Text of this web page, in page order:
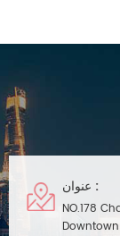
عنوان :
NO.178